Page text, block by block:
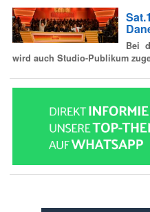
Bei
wird auch Studio-Publikum